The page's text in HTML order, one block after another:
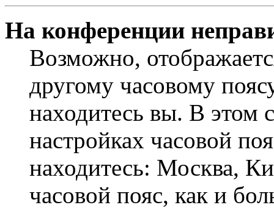
На конференции
Возможно,
другому часовому
находитесь вы. В этом
настройках часовой
находитесь: Москва,
часовой пояс, как и